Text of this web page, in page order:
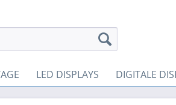
LED DISPLAYS DIGITALE